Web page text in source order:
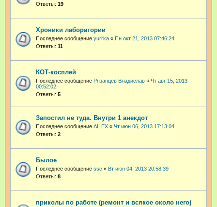
Ответы: 19
Хроники лаборатории
Последнее сообщение yurrka « Пн окт 21, 2013 07:46:24
Ответы: 11
КОТ-косплей
Последнее сообщение Рязанцев Владислав « Чт авг 15, 2013
00:52:02
Ответы: 5
Запостил не туда. Внутри 1 анекдот
Последнее сообщение AL.EX « Чт июн 06, 2013 17:13:04
Ответы: 2
Былое
Последнее сообщение ssc « Вт июн 04, 2013 20:58:39
Ответы: 8
приколы по работе (ремонт и всякое около него)